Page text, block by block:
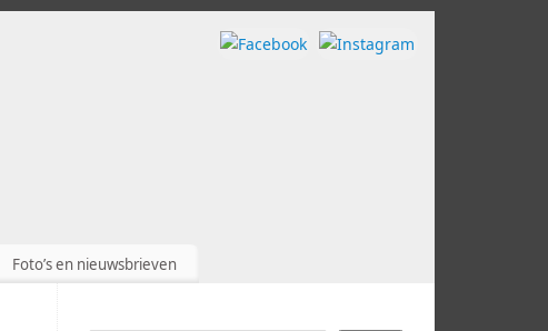
Foto’s en nieuwsbrieven